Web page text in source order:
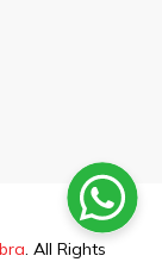
. All Rights